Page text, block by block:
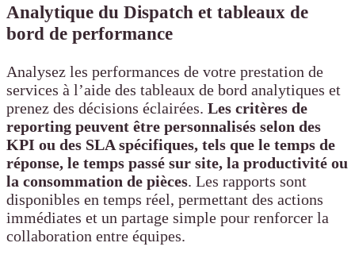
Analytique du Dispatch et tableaux de
bord de performance
Analysez les performances de votre prestation de
services à l’aide des tableaux de bord analytiques et
prenez des décisions éclairées. Les critères de
reporting peuvent être personnalisés selon des
KPI ou des SLA spécifiques, tels que le temps de
réponse, le temps passé sur site, la productivité ou
la consommation de pièces. Les rapports sont
disponibles en temps réel, permettant des actions
immédiates et un partage simple pour renforcer la
collaboration entre équipes.